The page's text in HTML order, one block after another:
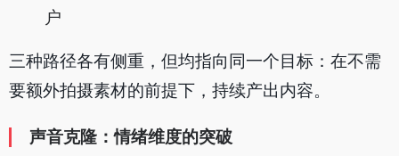
户
三种路径各有侧重，但均指向同一个目标：在不需
要额外拍摄素材的前提下，持续产出内容。
声音克隆：情绪维度的突破